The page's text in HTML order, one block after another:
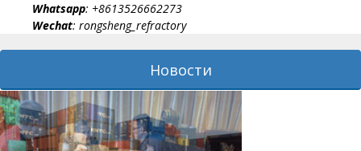
Whatsapp: +8613526662273
Wechat: rongsheng_refractory
Новости